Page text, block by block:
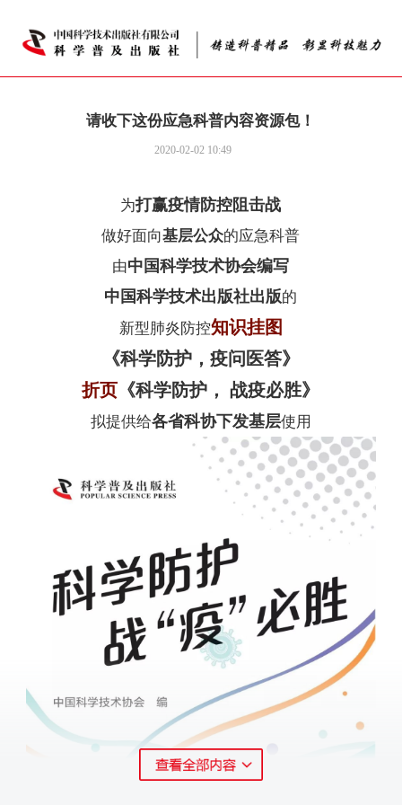
请收下这份应急科普内容资源包！
2020-02-02 10:49
为打赢疫情防控阻击战
做好面向基层公众的应急科普
由中国科学技术协会编写
中国科学技术出版社出版的
新型肺炎防控知识挂图
《科学防护，疫问医答》
折页 《科学防护， 战疫必胜》
拟提供给各省科协下发基层使用